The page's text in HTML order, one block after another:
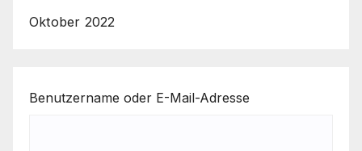
Oktober 2022
Benutzername oder E-Mail-Adresse